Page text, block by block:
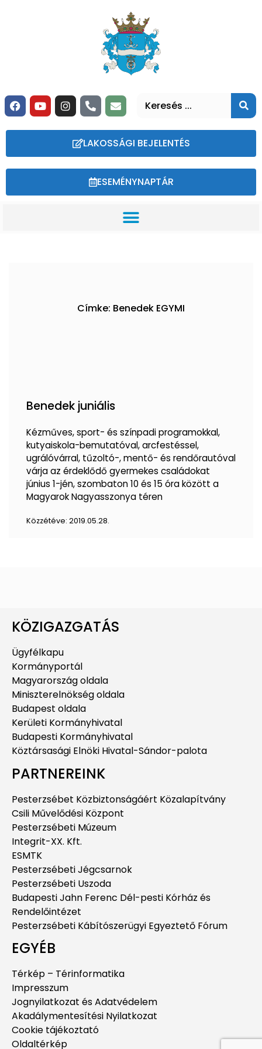
LAKOSSÁGI BEJELENTÉS
ESEMÉNYNAPTÁR
Címke: Benedek EGYMI
Benedek juniális
Kézműves, sport- és színpadi programokkal,
kutyaiskola-bemutatóval, arcfestéssel,
ugrálóvárral, tűzoltó-, mentő- és rendőrautóval
várja az érdeklődő gyermekes családokat
június 1-jén, szombaton 10 és 15 óra között a
Magyarok Nagyasszonya téren
Közzétéve: 2019.05.28.
KÖZIGAZGATÁS
Ügyfélkapu
Kormányportál
Magyarország oldala
Miniszterelnökség oldala
Budapest oldala
Kerületi Kormányhivatal
Budapesti Kormányhivatal
Köztársasági Elnöki Hivatal-Sándor-palota
PARTNEREINK
Pesterzsébet Közbiztonságáért Közalapítvány
Csili Művelődési Központ
Pesterzsébeti Múzeum
Integrit-XX. Kft.
ESMTK
Pesterzsébeti Jégcsarnok
Pesterzsébeti Uszoda
Budapesti Jahn Ferenc Dél-pesti Kórház és
Rendelőintézet
Pesterzsébeti Kábítószerügyi Egyeztető Fórum
EGYÉB
Térkép – Térinformatika
Impresszum
Jognyilatkozat és Adatvédelem
Akadálymentesítési Nyilatkozat
Cookie tájékoztató
Oldaltérkép